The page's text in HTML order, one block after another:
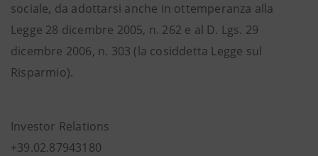
sociale, da adottarsi anche in ottemperanza alla
Legge 28 dicembre 2005, n. 262 e al D. Lgs. 29
dicembre 2006, n. 303 (la cosiddetta Legge sul
Risparmio).
Investor Relations
+39.02.87943180